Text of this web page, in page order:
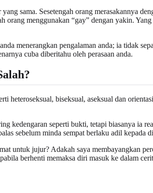
sama. Sesetengah orang merasakannya
menggunakan “gay” dengan yakin.
menerangkan pengalaman anda; ia tidak
cuba diberitahu oleh perasaan anda.
heteroseksual, biseksual, aseksual dan
kedengaran seperti bukti, tetapi biasanya ia
sebelum minda sempat berlaku adil kepada
untuk jujur? Adakah saya membayangkan
berhenti memaksa diri masuk ke dalam